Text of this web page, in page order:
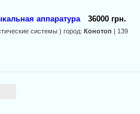
аппаратура 36000 грн.
системы ) город: Конотоп | 139